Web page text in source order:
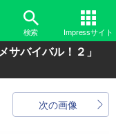
検索 Impressサイト
サバイバル！２」
次の画像